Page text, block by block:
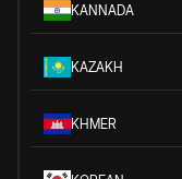
KANNADA
KAZAKH
KHMER